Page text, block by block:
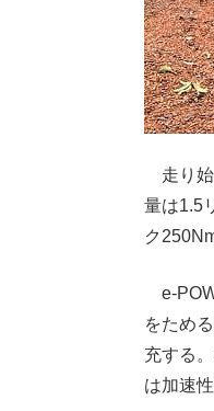
走り始
量は1.5
ク
e-
をため
充する
は加速